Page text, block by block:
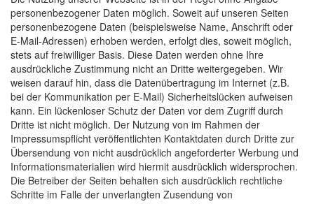
personenbezogener Daten möglich. Soweit auf unseren Seiten
personenbezogene Daten (beispielsweise Name, Anschrift oder
E-Mail-Adressen) erhoben werden, erfolgt dies, soweit möglich,
stets auf freiwilliger Basis. Diese Daten werden ohne Ihre
ausdrückliche Zustimmung nicht an Dritte weitergegeben. Wir
weisen darauf hin, dass die Datenübertragung im Internet (z.B.
bei der Kommunikation per E-Mail) Sicherheitslücken aufweisen
kann. Ein lückenloser Schutz der Daten vor dem Zugriff durch
Dritte ist nicht möglich. Der Nutzung von im Rahmen der
Impressumspflicht veröffentlichten Kontaktdaten durch Dritte zur
Übersendung von nicht ausdrücklich angeforderter Werbung und
Informationsmaterialien wird hiermit ausdrücklich widersprochen.
Die Betreiber der Seiten behalten sich ausdrücklich rechtliche
Schritte im Falle der unverlangten Zusendung von